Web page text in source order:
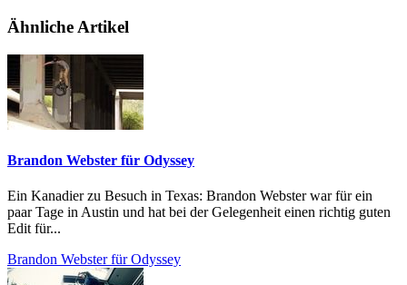
Ähnliche Artikel
Brandon Webster für Odyssey
Ein Kanadier zu Besuch in Texas: Brandon Webster war für ein
paar Tage in Austin und hat bei der Gelegenheit einen richtig guten
Edit für...
Brandon Webster für Odyssey